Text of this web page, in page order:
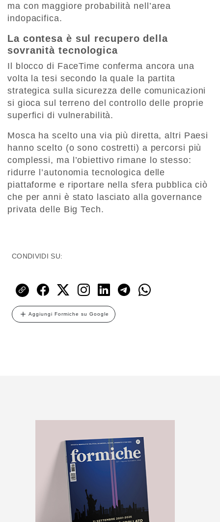
ma con maggiore probabilità nell’area
indopacifica.
La contesa è sul recupero della
sovranità tecnologica
Il blocco di FaceTime conferma ancora una
volta la tesi secondo la quale la partita
strategica sulla sicurezza delle comunicazioni
si gioca sul terreno del controllo delle proprie
superfici di vulnerabilità.
Mosca ha scelto una via più diretta, altri Paesi
hanno scelto (o sono costretti) a percorsi più
complessi, ma l’obiettivo rimane lo stesso:
ridurre l’autonomia tecnologica delle
piattaforme e riportare nella sfera pubblica ciò
che per anni è stato lasciato alla governance
privata delle Big Tech.
CONDIVIDI SU:
Aggiungi Formiche su Google